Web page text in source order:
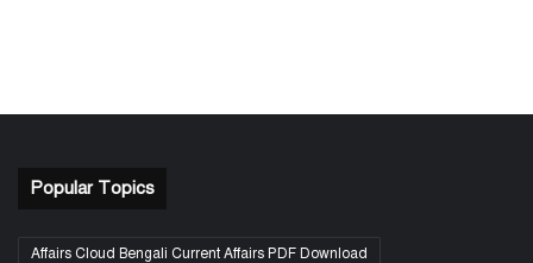
Popular Topics
Affairs Cloud Bengali Current Affairs PDF Download